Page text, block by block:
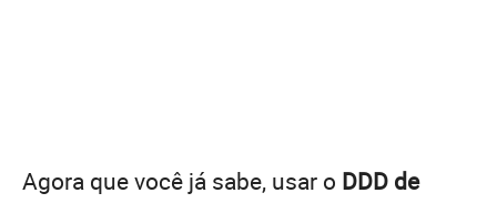
Agora que você já sabe, usar o DDD de